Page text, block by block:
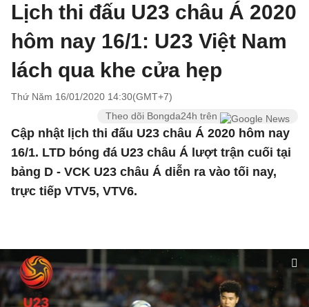
Lịch thi đấu U23 châu Á 2020
hôm nay 16/1: U23 Việt Nam
lách qua khe cửa hẹp
Thứ Năm 16/01/2020 14:30(GMT+7)
Theo dõi Bongda24h trên
Cập nhật lịch thi đấu U23 châu Á 2020 hôm nay
16/1. LTD bóng đá U23 châu Á lượt trận cuối tại
bảng D - VCK U23 châu Á diễn ra vào tối nay,
trực tiếp VTV5, VTV6.